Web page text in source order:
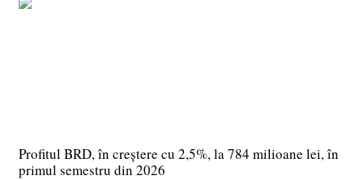
Profitul BRD, în creștere cu 2,5%, la 784 milioane lei, în
primul semestru din 2026